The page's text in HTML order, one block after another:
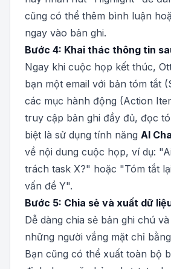
cũng có thể thêm bình luận
ngay vào bản ghi.
Bước 4: Khai thác thông tin
Ngay khi cuộc họp kết thúc,
bạn một email với bản tóm tắt
các mục hành động (Action
truy cập bản ghi đầy đủ, đọc
biệt là sử dụng tính năng AI
về nội dung cuộc họp, ví dụ:
trách task X?" hoặc "Tóm tắt
vấn đề Y".
Bước 5: Chia sẻ và xuất dữ
Dễ dàng chia sẻ bản ghi chú
những người vắng mặt chỉ
Bạn cũng có thể xuất toàn bộ